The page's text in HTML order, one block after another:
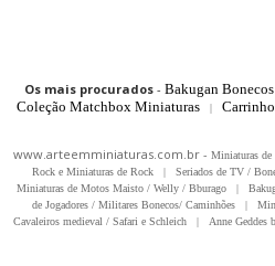
Os mais procurados- Bakugan Bonecos
Coleção Matchbox Miniaturas
|
www.arteemminiaturas.com.br - Miniaturas de
Rock e Miniaturas de Rock
| Seriados de TV /
Miniaturas de Motos Maisto / Welly / Bburago
|
de Jogadores / Militares Bonecos/ Caminhões
|
Cavaleiros medieval / Safari e Schleich
| Anne Geddes